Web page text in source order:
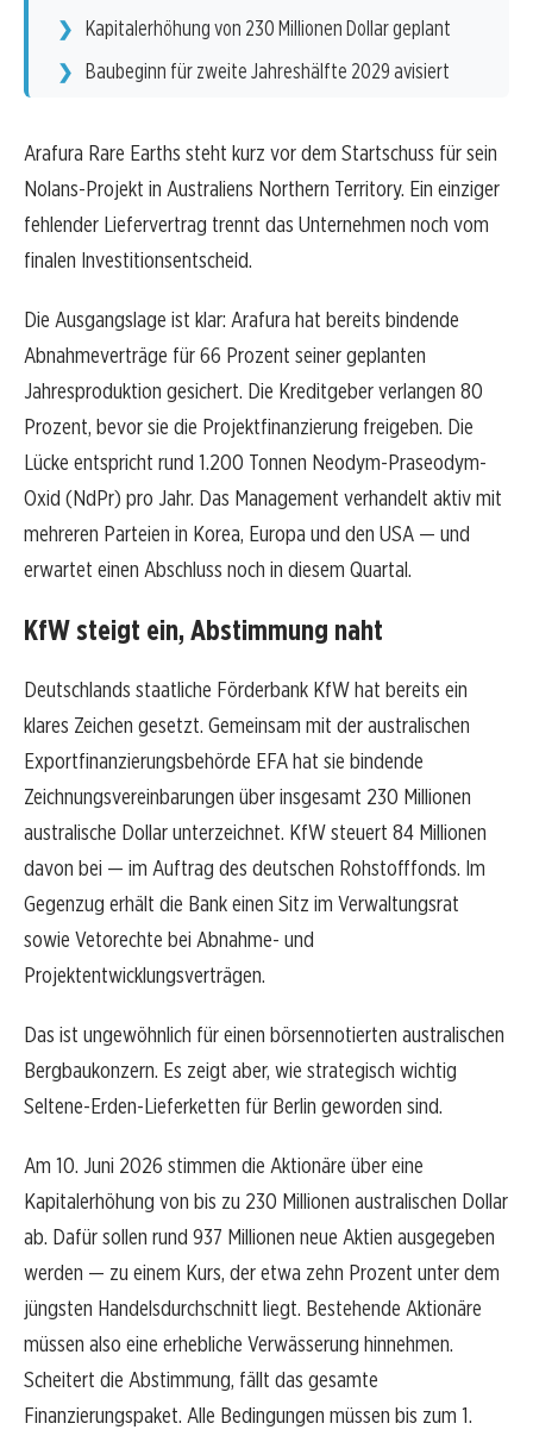
Kapitalerhöhung von 230 Millionen Dollar geplant
Baubeginn für zweite Jahreshälfte 2029 avisiert
Arafura Rare Earths steht kurz vor dem Startschuss für sein
Nolans-Projekt in Australiens Northern Territory. Ein einziger
fehlender Liefervertrag trennt das Unternehmen noch vom
finalen Investitionsentscheid.
Die Ausgangslage ist klar: Arafura hat bereits bindende
Abnahmeverträge für 66 Prozent seiner geplanten
Jahresproduktion gesichert. Die Kreditgeber verlangen 80
Prozent, bevor sie die Projektfinanzierung freigeben. Die
Lücke entspricht rund 1.200 Tonnen Neodym-Praseodym-
Oxid (NdPr) pro Jahr. Das Management verhandelt aktiv mit
mehreren Parteien in Korea, Europa und den USA — und
erwartet einen Abschluss noch in diesem Quartal.
KfW steigt ein, Abstimmung naht
Deutschlands staatliche Förderbank KfW hat bereits ein
klares Zeichen gesetzt. Gemeinsam mit der australischen
Exportfinanzierungsbehörde EFA hat sie bindende
Zeichnungsvereinbarungen über insgesamt 230 Millionen
australische Dollar unterzeichnet. KfW steuert 84 Millionen
davon bei — im Auftrag des deutschen Rohstofffonds. Im
Gegenzug erhält die Bank einen Sitz im Verwaltungsrat
sowie Vetorechte bei Abnahme- und
Projektentwicklungsverträgen.
Das ist ungewöhnlich für einen börsennotierten australischen
Bergbaukonzern. Es zeigt aber, wie strategisch wichtig
Seltene-Erden-Lieferketten für Berlin geworden sind.
Am 10. Juni 2026 stimmen die Aktionäre über eine
Kapitalerhöhung von bis zu 230 Millionen australischen Dollar
ab. Dafür sollen rund 937 Millionen neue Aktien ausgegeben
werden — zu einem Kurs, der etwa zehn Prozent unter dem
jüngsten Handelsdurchschnitt liegt. Bestehende Aktionäre
müssen also eine erhebliche Verwässerung hinnehmen.
Scheitert die Abstimmung, fällt das gesamte
Finanzierungspaket. Alle Bedingungen müssen bis zum 1.